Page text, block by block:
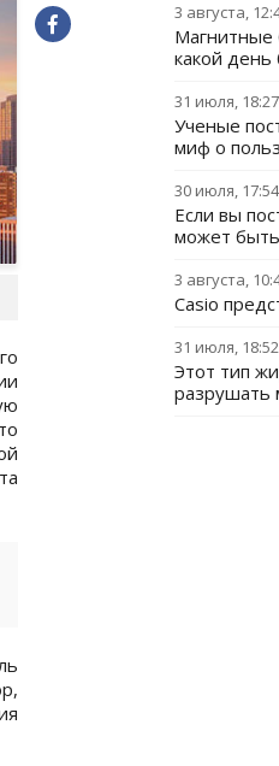
3 августа,
Магнитные
какой день
31 июля, 18:27
Ученые
миф о
30 июля, 17:54
Если вы
может
3 августа,
Casio
31 июля, 18:52
Этот тип
разрушать